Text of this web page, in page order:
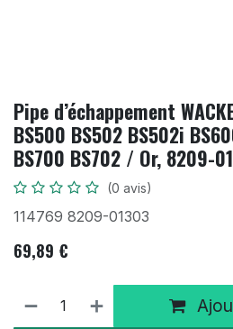
Pipe d’échappement
BS500 BS502 BS502i
BS700 BS702 / Or, 8209-
(0 avis)
114769 8209-01303
69,89 €